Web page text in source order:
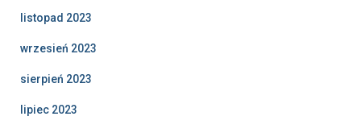
listopad 2023
wrzesień 2023
sierpień 2023
lipiec 2023